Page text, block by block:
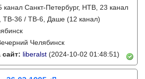
канал Санкт-Петербург, НТВ, 23 канал
ТВ-36 / ТВ-6, Даше (12 канал)
Челябинск
liberalst (2024-10-02 01:48:51)